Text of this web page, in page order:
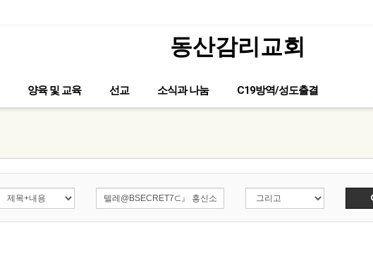
동산감리교회
양육 및 교육 선교 소식과 나눔 C19방역/성도출결